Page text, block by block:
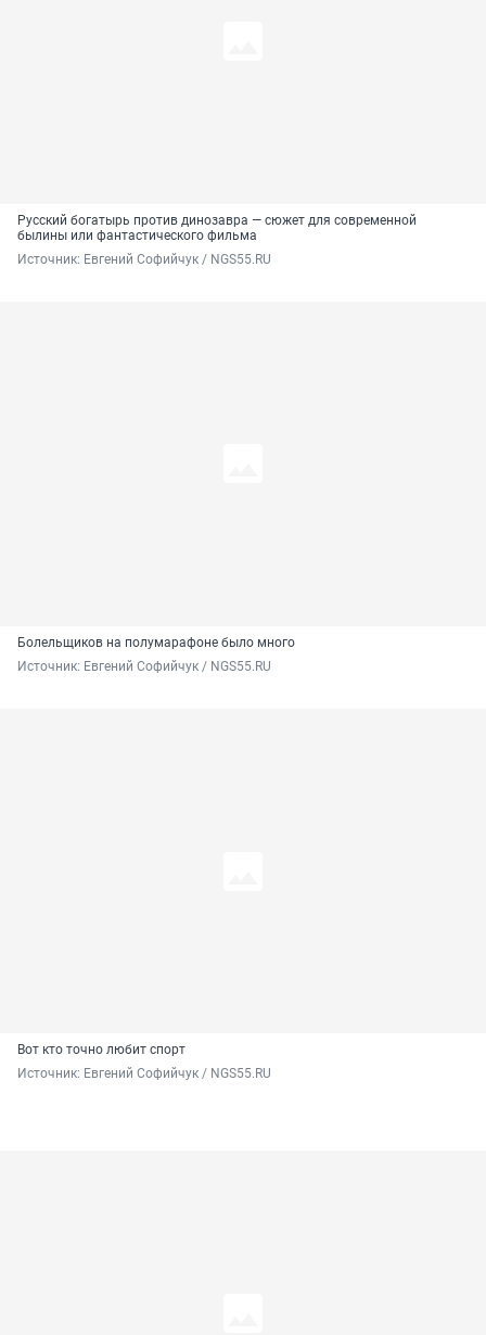
Русский богатырь против динозавра — сюжет для современной
былины или фантастического фильма
Источник: Евгений Софийчук / NGS55.RU
Болельщиков на полумарафоне было много
Источник: Евгений Софийчук / NGS55.RU
Вот кто точно любит спорт
Источник: Евгений Софийчук / NGS55.RU